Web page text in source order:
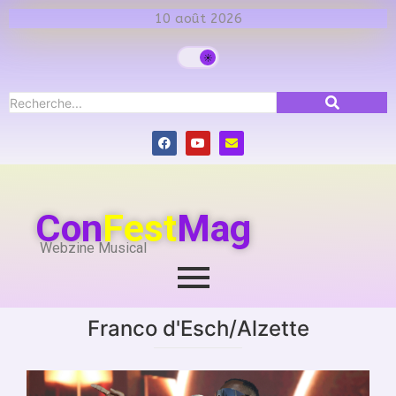
10 août 2026
ConFestMag
Webzine Musical
Franco d'Esch/Alzette